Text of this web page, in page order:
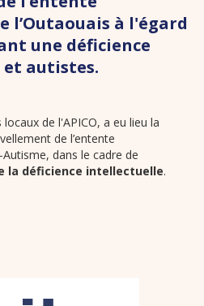
l’Outaouais à l'égard
une déficience
autistes.
de l'APICO, a eu lieu la
de l’entente
dans le cadre de
la déficience intellectuelle.